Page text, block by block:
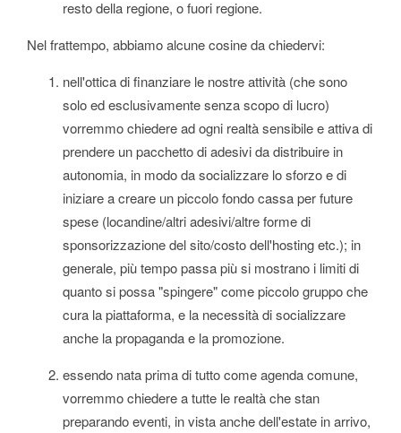
resto della regione, o fuori regione.
Nel frattempo, abbiamo alcune cosine da chiedervi:
nell'ottica di finanziare le nostre attività (che sono
solo ed esclusivamente senza scopo di lucro)
vorremmo chiedere ad ogni realtà sensibile e attiva di
prendere un pacchetto di adesivi da distribuire in
autonomia, in modo da socializzare lo sforzo e di
iniziare a creare un piccolo fondo cassa per future
spese (locandine/altri adesivi/altre forme di
sponsorizzazione del sito/costo dell'hosting etc.); in
generale, più tempo passa più si mostrano i limiti di
quanto si possa "spingere" come piccolo gruppo che
cura la piattaforma, e la necessità di socializzare
anche la propaganda e la promozione.
essendo nata prima di tutto come agenda comune,
vorremmo chiedere a tutte le realtà che stan
preparando eventi, in vista anche dell'estate in arrivo,